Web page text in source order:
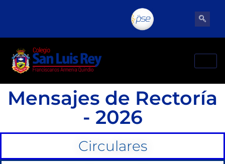
Mensajes de Rectoría
- 2026
Circulares